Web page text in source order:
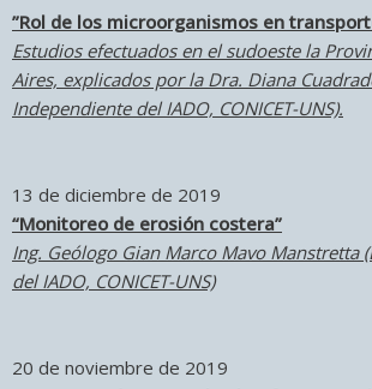
”Rol de los microorganismos en
Estudios efectuados en el sudoeste la
Aires, explicados por la Dra. Diana
Independiente del IADO, CONICET-UNS).
13 de diciembre de 2019
“Monitoreo de erosión costera”
Ing. Geólogo Gian Marco Mavo Manstretta
del IADO, CONICET-UNS)
20 de noviembre de 2019